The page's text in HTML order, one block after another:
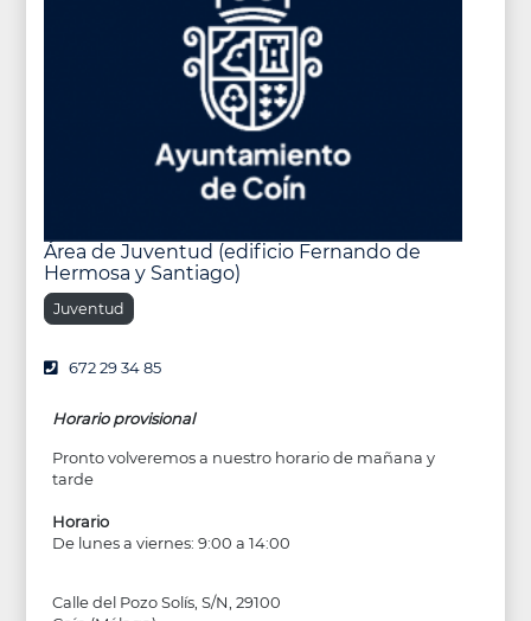
Área de Juventud (edificio Fernando de
Hermosa y Santiago)
Juventud
672 29 34 85
Horario provisional
Pronto volveremos a nuestro horario de mañana y
tarde
Horario
De lunes a viernes: 9:00 a 14:00
Calle del Pozo Solís, S/N, 29100